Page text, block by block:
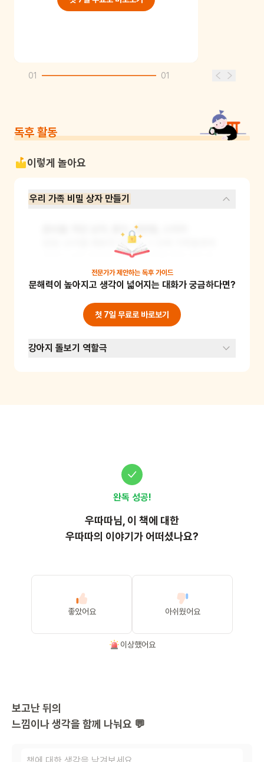
01 01
독후 활동
이렇게 놀아요
우리 가족 비밀 상자 만들기
준비물: 작은 상자, 종이, 색연필, 스티커
방법: 상자를 예쁘게 꾸미고 그 안에 가족들에게
전하고 싶은 따뜻한 비밀 메시지를 적어 넣으세
요. 즉, 평소에 전하지 못한 진심을 나누며 가족
간의 유대감을 높이는 놀이예요. 서로의 마음을
확인하며 신뢰를 쌓는 소중한 시간이 됩니다.
전문가가 제안하는 독후 가이드
문해력이 높아지고 생각이 넓어지는 대화가 궁금하다면?
첫 7일 무료로 바로보기
강아지 돌보기 역할극
완독 성공!
우따따님, 이 책에 대한
우따따의 이야기가 어떠셨나요?
좋았어요 아쉬웠어요
이상했어요
보고난 뒤의
느낌이나 생각을 함께 나눠요 💬